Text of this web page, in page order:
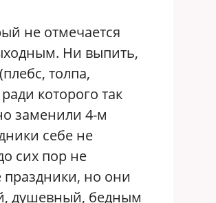
не отмечается
Ни выпить,
толпа,
которого так
заменили 4-м
себе не
сих пор не
праздники, но они
душевный, бедным